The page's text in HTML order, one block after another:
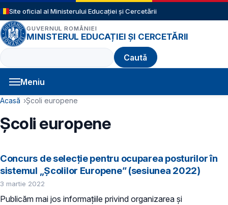
Sari la conținutul principal
Site oficial al Ministerului Educației și Cercetării
GUVERNUL ROMÂNIEI
MINISTERUL EDUCAȚIEI ȘI CERCETĂRII
Caută
Meniu
Navigație principală
Cale de navigare
Acasă Școli europene
Școli europene
Concurs de selecție pentru ocuparea posturilor în
sistemul „Școlilor Europene” (sesiunea 2022)
3 martie 2022
Publicăm mai jos informațiile privind organizarea și